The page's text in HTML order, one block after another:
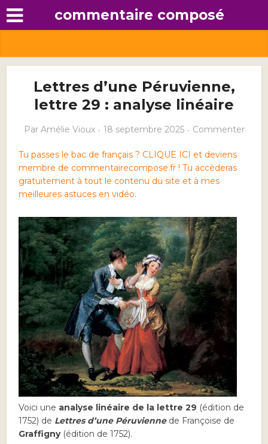
commentaire composé
Lettres d’une Péruvienne,
lettre 29 : analyse linéaire
Par Amélie Vioux 18 septembre 2025 Commenter
Tu passes le bac de français ? CLIQUE ICI et deviens
membre de commentairecompose.fr ! Tu accèderas
gratuitement à tout le contenu du site et à mes
meilleures astuces en vidéo.
Voici une analyse linéaire de la lettre 29 (édition de
1752) de Lettres d’une Péruviennede Françoise de
Graffigny(édition de 1752).